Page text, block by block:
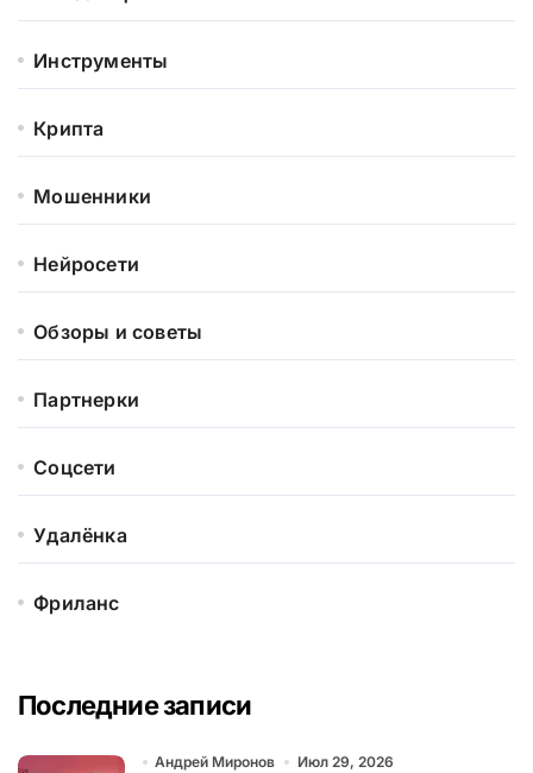
Инструменты
Крипта
Мошенники
Нейросети
Обзоры и советы
Партнерки
Соцсети
Удалёнка
Фриланс
Последние записи
Андрей Миронов Июл 29, 2026